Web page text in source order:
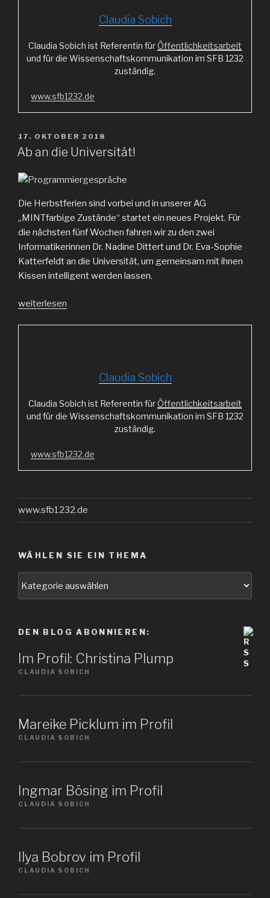
Claudia Sobich
Claudia Sobich ist Referentin fürÖffentlichkeitsarbeit
und für die Wissenschaftskommunikation im SFB 1232
zuständig.
www.sfb1232.de
VERÖFFENTLICHT
AM
17. OKTOBER 2018
Ab an die Universität!
Die Herbstferien sind vorbei und in unserer AG
„MINTfarbige Zustände“ startet ein neues Projekt. Für
die nächsten fünf Wochen fahren wir zu den zwei
Informatikerinnen Dr. Nadine Dittert und Dr. Eva-Sophie
Katterfeldt an die Universität, um gemeinsam mit ihnen
Kissen intelligent werden lassen.
„Ab
weiterlesen
Claudia Sobich
Claudia Sobich ist Referentin fürÖffentlichkeitsarbeit
und für die Wissenschaftskommunikation im SFB 1232
zuständig.
www.sfb1232.de
www.sfb1232.de
WÄHLEN SIE EIN THEMA
DEN BLOG ABONNIEREN:
Im Profil: Christina Plump
CLAUDIA SOBICH
Mareike Picklum im Profil
CLAUDIA SOBICH
Ingmar Bösing im Profil
CLAUDIA SOBICH
Ilya Bobrov im Profil
CLAUDIA SOBICH